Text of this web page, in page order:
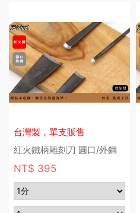
台灣製，單支販售
紅火鐵柄雕刻刀 圓口/外鋼
NT$ 395